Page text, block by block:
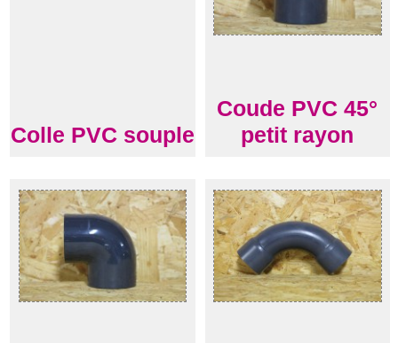
Colle PVC souple
Coude PVC 45°
petit rayon